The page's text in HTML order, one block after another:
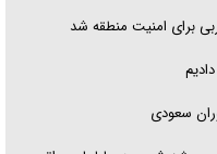
برای امنیت منطقه شد
سعودی